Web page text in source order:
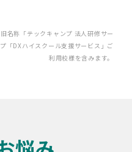
名称「テックキャンプ 法人研修サー
「DXハイスクール支援サービス」ご
利用校様を含みます。